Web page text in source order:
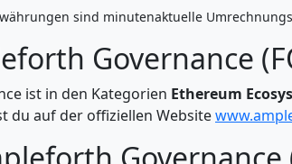
sind minutenaktuelle
Governance
ist in den Kategorien Ethereum
du auf der offiziellen Website